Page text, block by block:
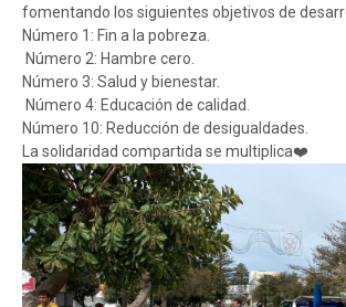
fomentando los siguientes objetivos de
Número 1: Fin a la pobreza.
Número 2: Hambre cero.
Número 3: Salud y bienestar.
Número 4: Educación de calidad.
Número 10: Reducción de desigualdades.
La solidaridad compartida se multiplica❤️